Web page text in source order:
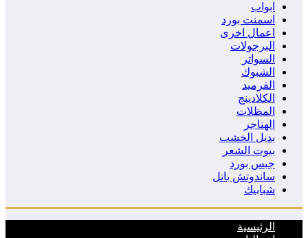
ابواب
اسمنت بورد
اعمال اخرى
البرجولات
السواتر
الشبوك
القرميد
الكلادينج
المظلات
الهناجر
بديل الخشب
بيوت الشعر
جبس بورد
ساندوتش بانل
شبابيك
الرئيسية